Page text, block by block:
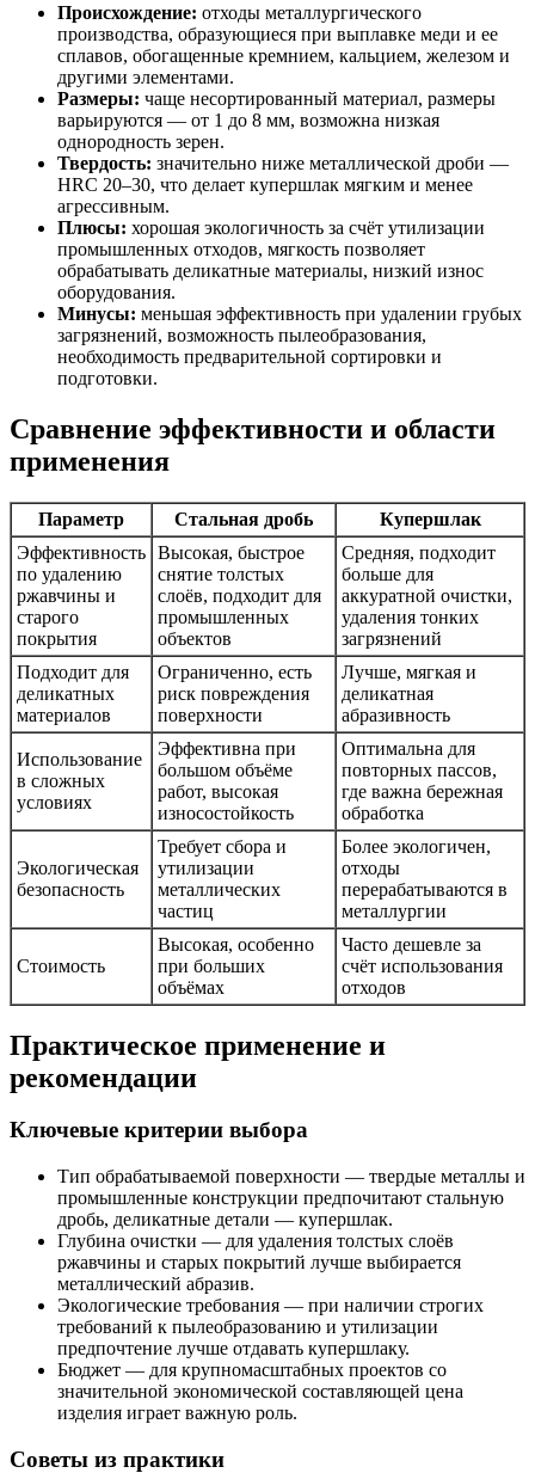
Происхождение: отходы металлургического
производства, образующиеся при выплавке меди и ее
сплавов, обогащенные кремнием, кальцием, железом и
другими элементами.
Размеры: чаще несортированный материал, размеры
варьируются — от 1 до 8 мм, возможна низкая
однородность зерен.
Твердость: значительно ниже металлической дроби —
HRC 20–30, что делает купершлак мягким и менее
агрессивным.
Плюсы: хорошая экологичность за счёт утилизации
промышленных отходов, мягкость позволяет
обрабатывать деликатные материалы, низкий износ
оборудования.
Минусы: меньшая эффективность при удалении грубых
загрязнений, возможность пылеобразования,
необходимость предварительной сортировки и
подготовки.
Сравнение эффективности и области
применения
Параметр Стальная дробь
Купершлак
Эффективность
по удалению
ржавчины и
старого
покрытия
Высокая, быстрое
снятие толстых
слоёв, подходит для
промышленных
объектов
Средняя, подходит
больше для
аккуратной очистки,
удаления тонких
загрязнений
Подходит для
деликатных
материалов
Ограниченно, есть
риск повреждения
поверхности
Лучше, мягкая и
деликатная
абразивность
Использование
в сложных
условиях
Эффективна при
большом объёме
работ, высокая
износостойкость
Оптимальна для
повторных пассов,
где важна бережная
обработка
Экологическая
безопасность
Требует сбора и
утилизации
металлических
частиц
Более экологичен,
отходы
перерабатываются в
металлургии
Стоимость
Высокая, особенно
при больших
объёмах
Часто дешевле за
счёт использования
отходов
Практическое применение и
рекомендации
Ключевые критерии выбора
Тип обрабатываемой поверхности — твердые металлы и
промышленные конструкции предпочитают стальную
дробь, деликатные детали — купершлак.
Глубина очистки — для удаления толстых слоёв
ржавчины и старых покрытий лучше выбирается
металлический абразив.
Экологические требования — при наличии строгих
требований к пылеобразованию и утилизации
предпочтение лучше отдавать купершлаку.
Бюджет — для крупномасштабных проектов со
значительной экономической составляющей цена
изделия играет важную роль.
Советы из практики